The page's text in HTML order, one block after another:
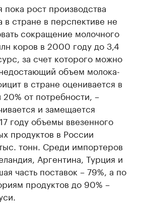
и развивайте личные продавцы
Ознакомьтесь с
рост производства
в стране в перспективе не
сокращение молочного
коров в 2000 году до 3,4
за счет которого можно
объем молока-
в стране оценивается в
от потребности, –
и замещается
году объемы ввезенного
продуктов в России
тонн. Среди импортеров
Аргентина, Турция и
часть поставок – 79%, а по
продуктов до 90% –